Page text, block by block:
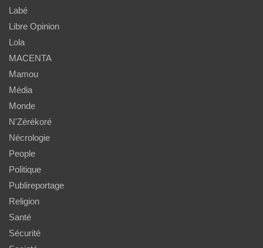
Labé
Libre Opinion
Lola
MACENTA
Mamou
Média
Monde
N'Zérékoré
Nécrologie
People
Politique
Publireportage
Religion
Santé
Sécurité